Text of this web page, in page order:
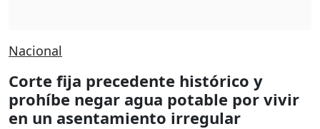
Nacional
Corte fija precedente histórico y
prohíbe negar agua potable por vivir
en un asentamiento irregular